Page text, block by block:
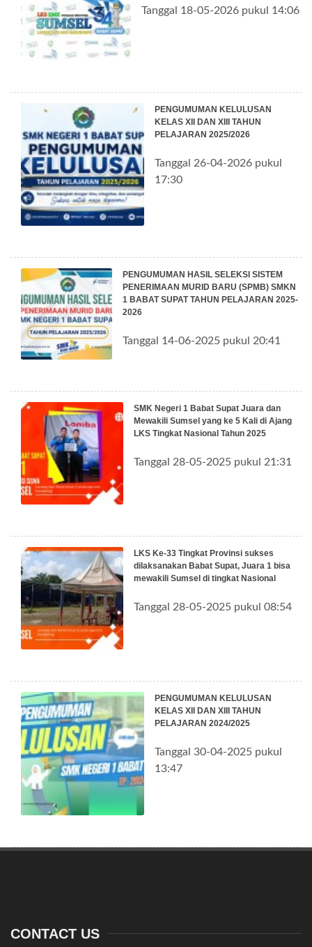
Tanggal 18-05-2026 pukul 14:06
PENGUMUMAN KELULUSAN
KELAS XII DAN XIII TAHUN
PELAJARAN 2025/2026
Tanggal 26-04-2026 pukul
17:30
PENGUMUMAN HASIL SELEKSI SISTEM
PENERIMAAN MURID BARU (SPMB) SMKN
1 BABAT SUPAT TAHUN PELAJARAN 2025-
2026
Tanggal 14-06-2025 pukul 20:41
SMK Negeri 1 Babat Supat Juara dan
Mewakili Sumsel yang ke 5 Kali di Ajang
LKS Tingkat Nasional Tahun 2025
Tanggal 28-05-2025 pukul 21:31
LKS Ke-33 Tingkat Provinsi sukses
dilaksanakan Babat Supat, Juara 1 bisa
mewakili Sumsel di tingkat Nasional
Tanggal 28-05-2025 pukul 08:54
PENGUMUMAN KELULUSAN
KELAS XII DAN XIII TAHUN
PELAJARAN 2024/2025
Tanggal 30-04-2025 pukul
13:47
CONTACT US